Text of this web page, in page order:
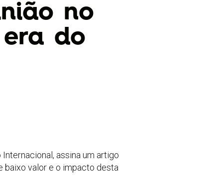
no
do
assina um artigo
baixo valor e o impacto desta